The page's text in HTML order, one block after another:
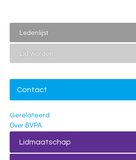
Ledenlijst
Lid worden
Contact
Gerelateerd
Over BVPA
Lidmaatschap